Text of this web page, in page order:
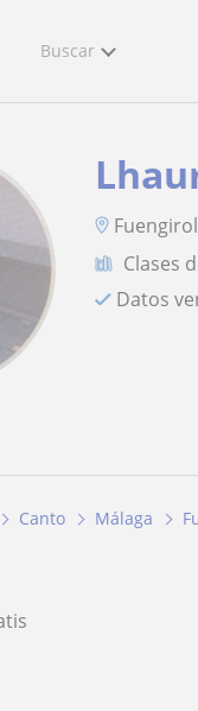
Buscar
Clases
Datos
Canto Málaga